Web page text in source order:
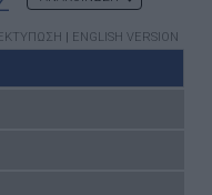
| ENGLISH VERSION